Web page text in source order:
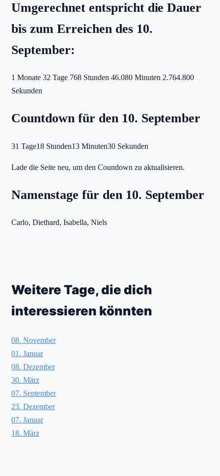
Umgerechnet entspricht die Dauer
bis zum Erreichen des 10.
September:
1 Monate 32 Tage 768 Stunden 46.080 Minuten 2.764.800
Sekunden
Countdown für den 10. September
31 Tage18 Stunden13 Minuten30 Sekunden
Lade die Seite neu, um den Coundown zu aktualisieren.
Namenstage für den 10. September
Carlo, Diethard, Isabella, Niels
Weitere Tage, die dich
interessieren könnten
08. November
01. Januar
08. Dezember
30. März
07. September
23. Dezember
07. Januar
18. März